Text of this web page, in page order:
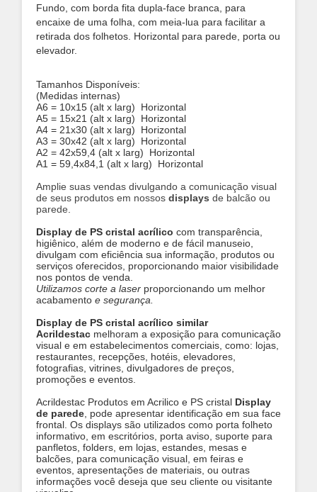
Fundo, com borda fita dupla-face branca, para
encaixe de uma folha, com meia-lua para facilitar a
retirada dos folhetos. Horizontal para parede, porta ou
elevador.
Tamanhos Disponíveis:
(Medidas internas)
A6 = 10x15 (alt x larg)
Horizontal
A5 = 15x21 (alt x larg)
Horizontal
A4 = 21x30 (alt x larg)
Horizontal
A3 = 30x42 (alt x larg)
Horizontal
A2 = 42x59,4 (alt x larg)
Horizontal
A1 = 59,4x84,1 (alt x larg)
Horizontal
Amplie suas vendas divulgando a comunicação visual
de seus produtos em nossos displays de balcão ou
parede
Display de PS cristal acrílico com transparência,
higiênico, além de moderno e de fácil manuseio,
divulgam com eficiência sua informação, produtos ou
serviços oferecidos, proporcionando maior visibilidade
nos pontos de venda.
Utilizamos corte a laser proporcionando um melhor
acabamento e segurança.
Display de PS cristal acrílico similar
Acrildestac melhoram a exposição para comunicação
visual e em estabelecimentos comerciais, como: lojas,
restaurantes, recepções, hotéis, elevadores,
fotografias, vitrines, divulgadores de preços,
promoções e eventos.
Acrildestac Produtos em Acrilico e PS cristal Display
de parede , pode apresentar identificação em sua face
frontal. Os displays são utilizados como porta folheto
informativo, em escritórios, porta aviso, suporte para
panfletos, folders, em lojas, estandes, mesas e
balcões, para comunicação visual, em feiras e
eventos, apresentações de materiais, ou outras
informações você deseja que seu cliente ou visitante